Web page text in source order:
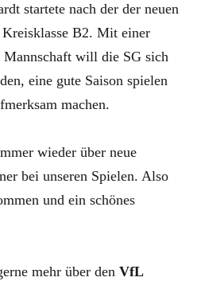
startete nach der der neuen
B2. Mit einer
will die SG sich
eine gute Saison spielen
machen.
wieder über neue
bei unseren Spielen. Also
und ein schönes
mehr über den VfL